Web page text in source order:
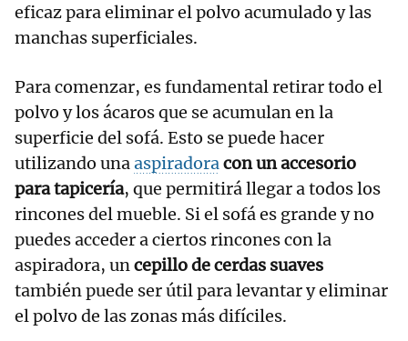
eficaz para eliminar el polvo acumulado y las
manchas superficiales.
Para comenzar, es fundamental retirar todo el
polvo y los ácaros que se acumulan en la
superficie del sofá. Esto se puede hacer
utilizando unaaspiradoracon un accesorio
para tapicería, que permitirá llegar a todos los
rincones del mueble. Si el sofá es grande y no
puedes acceder a ciertos rincones con la
aspiradora, uncepillo de cerdas suaves
también puede ser útil para levantar y eliminar
el polvo de las zonas más difíciles.